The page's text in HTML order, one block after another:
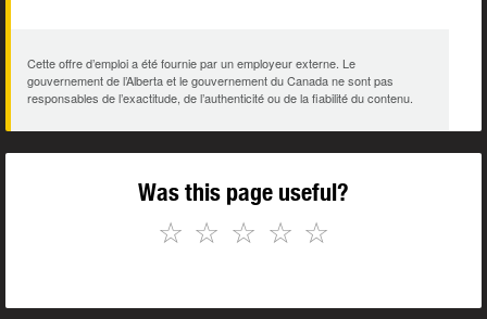
Cette offre d’emploi a été fournie par un employeur externe. Le
gouvernement de l’Alberta et le gouvernement du Canada ne sont pas
responsables de l’exactitude, de l’authenticité ou de la fiabilité du contenu.
Was this page useful?
☆
☆
☆
☆
☆